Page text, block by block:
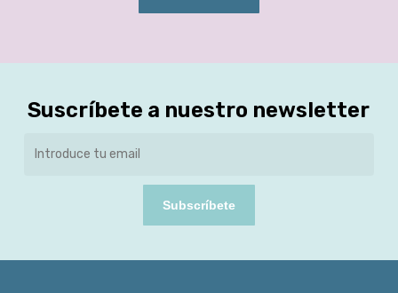
Suscríbete a nuestro newsletter
Subscríbete